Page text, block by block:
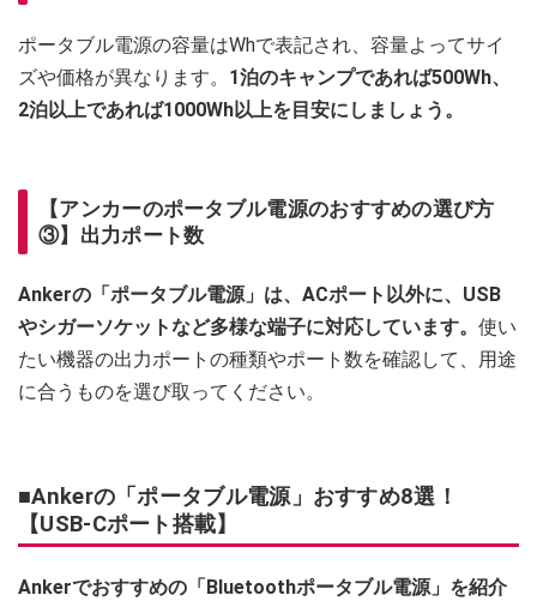
ポータブル電源の容量はWhで表記され、容量よってサイ
ズや価格が異なります。 1泊のキャンプであれば500Wh、
2泊以上であれば1000Wh以上を目安にしましょう。
【アンカーのポータブル電源のおすすめの選び方
③】出力ポート数
Ankerの「ポータブル電源」は、ACポート以外に、USB
やシガーソケットなど多様な端子に対応しています。 使い
たい機器の出力ポートの種類やポート数を確認して、用途
に合うものを選び取ってください。
■Ankerの「ポータブル電源」おすすめ8選！
【USB-Cポート搭載】
Ankerでおすすめの「Bluetoothポータブル電源」を紹介